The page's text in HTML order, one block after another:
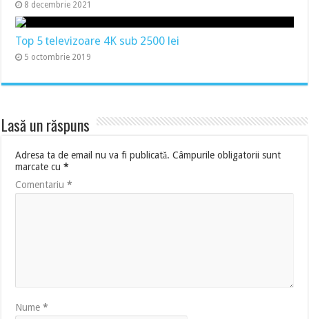
8 decembrie 2021
Top 5 televizoare 4K sub 2500 lei
5 octombrie 2019
Lasă un răspuns
Adresa ta de email nu va fi publicată. Câmpurile obligatorii sunt
marcate cu*
Comentariu*
Nume*